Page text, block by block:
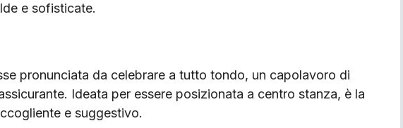
e sofisticate.
pronunciata da celebrare a tutto tondo, un capolavoro di
Ideata per essere posizionata a centro stanza, è la
e suggestivo.